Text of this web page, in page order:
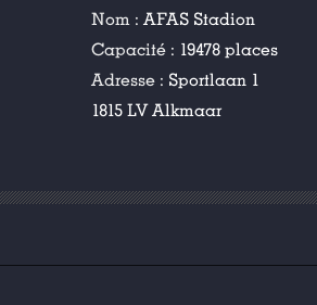
Nom :AFAS Stadion
Capacité : 19478 places
Adresse : Sportlaan 1
1815 LV Alkmaar